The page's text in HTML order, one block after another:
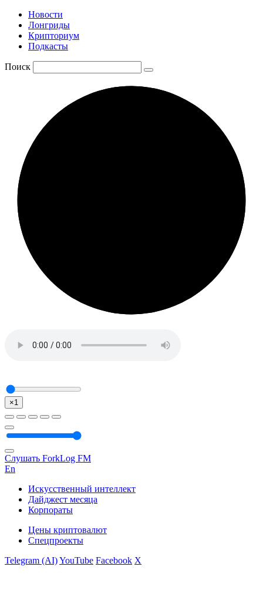
Новости
Лонгриды
Крипториум
Подкасты
Поиск
×1
Слушать ForkLog FM
En
Искусственный интеллект
Дайджест месяца
Корпораты
Цены криптовалют
Спецпроекты
Telegram (AI)YouTube Facebook X